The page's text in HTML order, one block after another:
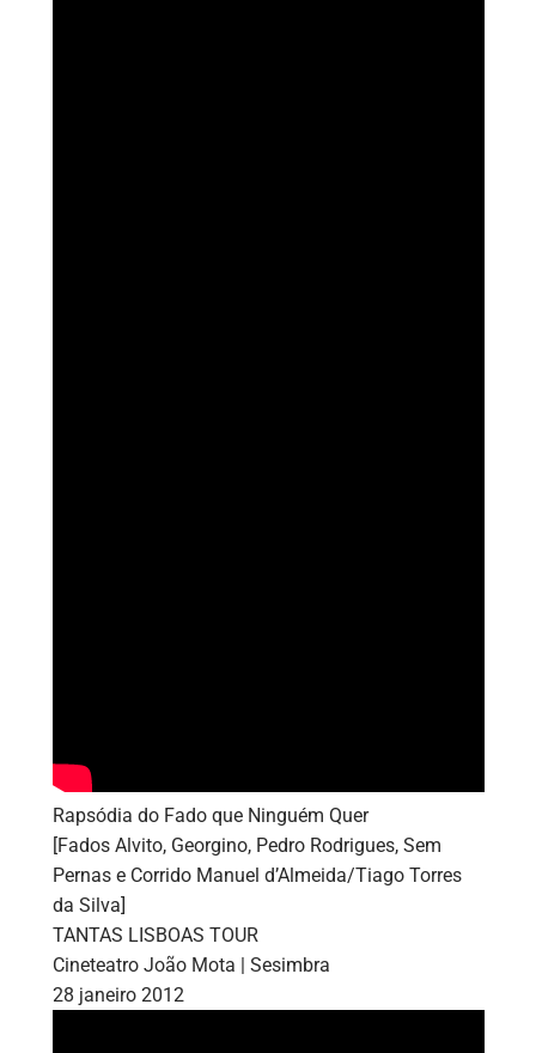
Rapsódia do Fado que Ninguém Quer
[Fados Alvito, Georgino, Pedro Rodrigues, Sem
Pernas e Corrido Manuel d’Almeida/Tiago Torres
da Silva]
TANTAS LISBOAS TOUR
Cineteatro João Mota | Sesimbra
28 janeiro 2012